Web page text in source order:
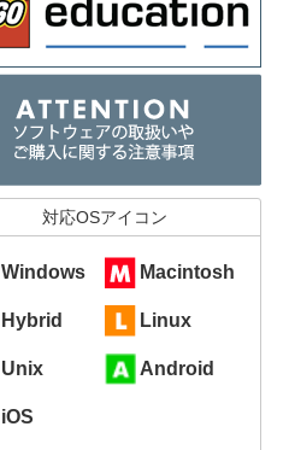
対応OSアイコン
Windows Macintosh
Hybrid Linux
Unix Android
iOS